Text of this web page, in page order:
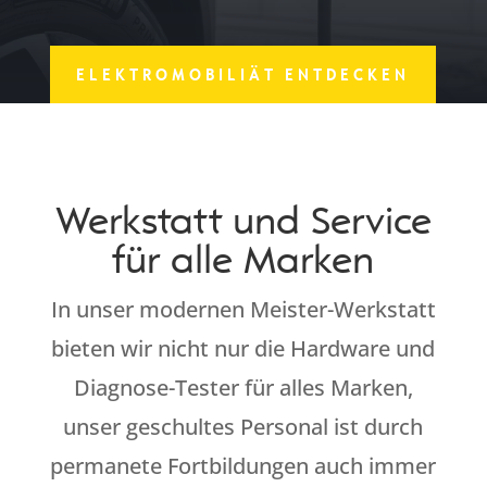
ELEKTROMOBILIÄT ENTDECKEN
Werkstatt und Service
für alle Marken
In unser modernen Meister-Werkstatt
bieten wir nicht nur die Hardware und
Diagnose-Tester für alles Marken,
unser geschultes Personal ist durch
permanete Fortbildungen auch immer